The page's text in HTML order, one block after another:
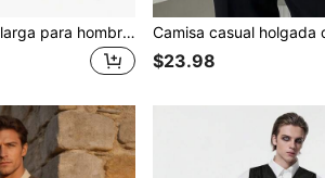
Disfraz de túnica larga para hombre de Halloween, faraón egipcio, príncipe romano y griego antiguo
$23.98